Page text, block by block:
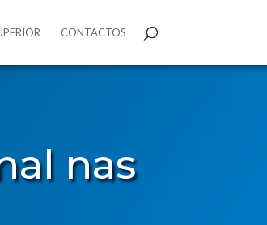
CONTACTOS
nas